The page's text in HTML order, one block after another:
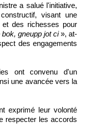
visant une
et des richesses pour
gneupp jot ci», at-
des engagements
ont convenu d'un
une avancée vers la
exprimé leur volonté
respecter les accords